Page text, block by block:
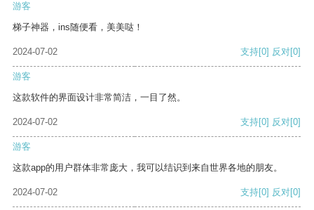
游客
梯子神器，ins随便看，美美哒！
2024-07-02 支持[0] 反对[0]
游客
这款软件的界面设计非常简洁，一目了然。
2024-07-02 支持[0] 反对[0]
游客
这款app的用户群体非常庞大，我可以结识到来自世界各地的朋友。
2024-07-02 支持[0] 反对[0]